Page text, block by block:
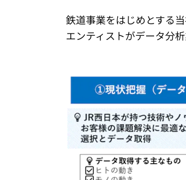
鉄道事業をはじめとする
エンティストがデータ分